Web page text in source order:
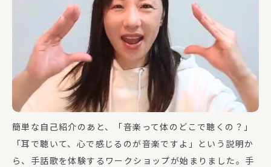
簡単な自己紹介のあと、「音楽って体のどこで聴くの？」
「耳で聴いて、心で感じるのが音楽ですよ」という説明か
ら、手話歌を体験するワークショップが始まりました。手